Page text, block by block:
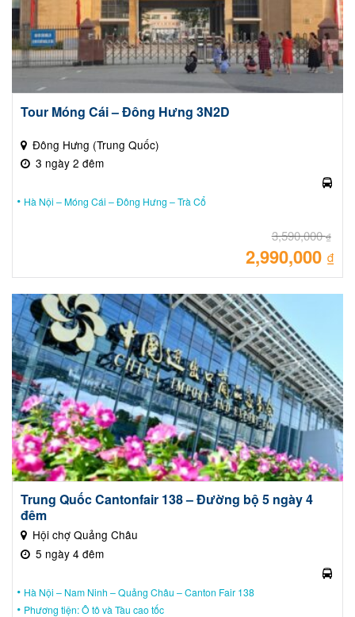
Tour Móng Cái – Đông Hưng 3N2D
Đông Hưng (Trung Quốc)
3 ngày 2 đêm
Hà Nội – Móng Cái – Đông Hưng – Trà Cổ
3,590,000₫
gốc
2,990,000 ₫
Giá
tại
Trung Quốc Cantonfair 138 – Đường bộ 5 ngày 4
đêm
Hội chợ Quảng Châu
5 ngày 4 đêm
Hà Nội – Nam Ninh – Quảng Châu – Canton Fair 138
Phương tiện: Ô tô và Tàu cao tốc